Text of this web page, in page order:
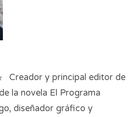
Creador y principal editor de
la novela El Programa
diseñador gráfico y